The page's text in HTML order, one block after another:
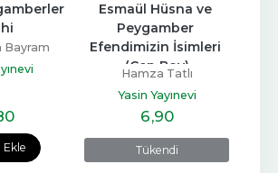
Ekle
Bayram
Tükendi
Esmaül Hüsna ve
Peygamber
Efendimizin İsimleri
(Cep Boy)
Hamza Tatlı
Yasin Yayınevi
6,90